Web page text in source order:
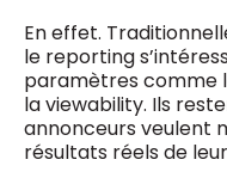
En effet.
le reporting
paramètres comme
la viewability. Ils
annonceurs veulent
résultats réels de